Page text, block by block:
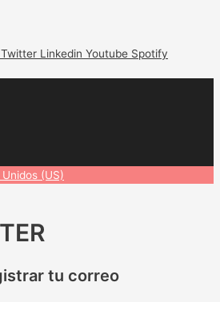
Twitter Linkedin Youtube Spotify
(US)
tu correo